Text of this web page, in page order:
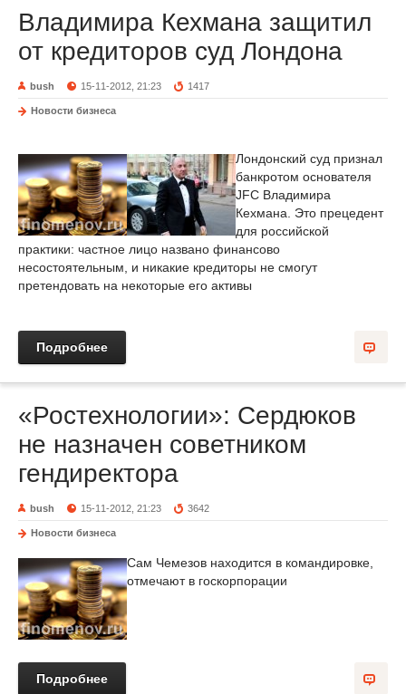
Владимира Кехмана защитил
от кредиторов суд Лондона
bush 15-11-2012, 21:23 1417
Новости бизнеса
Лондонский суд признал
банкротом основателя
JFC Владимира
Кехмана. Это прецедент
для российской
практики: частное лицо названо финансово
несостоятельным, и никакие кредиторы не смогут
претендовать на некоторые его активы
Подробнее
«Ростехнологии»: Сердюков
не назначен советником
гендиректора
bush 15-11-2012, 21:23 3642
Новости бизнеса
Сам Чемезов находится в командировке,
отмечают в госкорпорации
Подробнее